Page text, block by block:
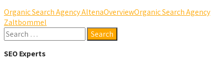
Organic Search Agency AltenaOverviewOrganic Search Agency
Zaltbommel
SEO Experts